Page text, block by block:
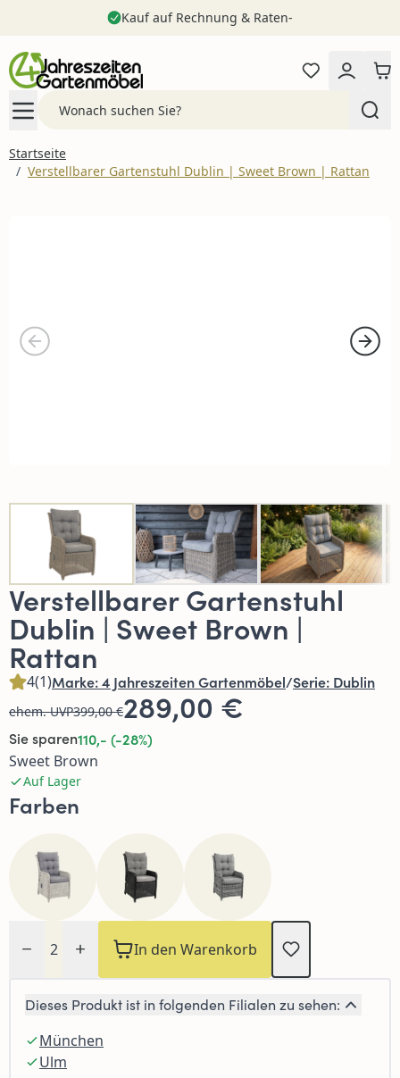
Kauf auf Rechnung & Raten-
Startseite
/ Verstellbarer Gartenstuhl Dublin | Sweet Brown | Rattan
Verstellbarer Gartenstuhl
Dublin | Sweet Brown |
Rattan
4(1)Marke:4 Jahreszeiten Gartenmöbel/Serie: Dublin
ehem. UVP399,00 €289,00 €
Sie sparen110,- (-28%)
Sweet Brown
Auf Lager
Farben
In den Warenkorb
Dieses Produkt ist in folgenden Filialen zu sehen:
München
Ulm